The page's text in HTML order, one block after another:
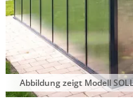
Abbildung zeigt Modell